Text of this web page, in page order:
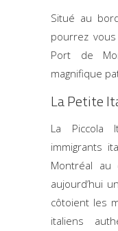
Situé au
pourrez
Port de
magnifique
La Petite
La Piccola
immigrants
Montréal
aujourd’hui
côtoient les
italiens